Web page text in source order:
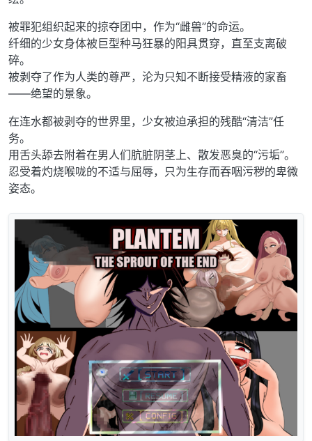
被罪犯组织起来的掠夺团中，作为“雌兽”的命运。
纤细的少女身体被巨型种马狂暴的阳具贯穿，直至支离破
碎。
被剥夺了作为人类的尊严，沦为只知不断接受精液的家畜
——绝望的景象。
在连水都被剥夺的世界里，少女被迫承担的残酷“清洁”任
务。
用舌头舔去附着在男人们肮脏阴茎上、散发恶臭的“污垢”。
忍受着灼烧喉咙的不适与屈辱，只为生存而吞咽污秽的卑微
姿态。